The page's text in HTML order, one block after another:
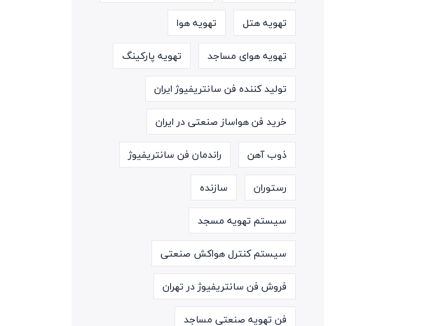
تهویه هتل
تهویه هوا
تهویه هوای مساجد
تهویه پارکینگ
تولید کننده فن سانتریفیوژ ایران
خرید فن هواساز صنعتی در ایران
ذوب آهن
راندمان فن سانتریفیوژ
رستوران
سازنده
سیستم تهویه مسجد
سیستم کنترل هواکش صنعتی
فروش فن سانتریفیوژ در تهران
فن تهویه صنعتی مساجد